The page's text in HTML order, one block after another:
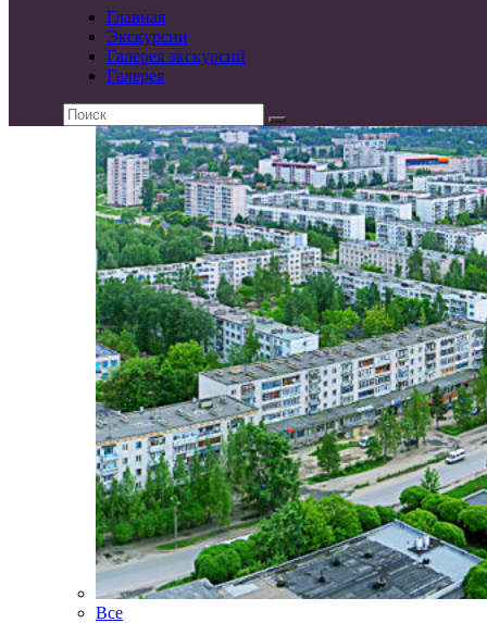
Главная
Экскурсии
Галерея экскурсий
Галерея
Все